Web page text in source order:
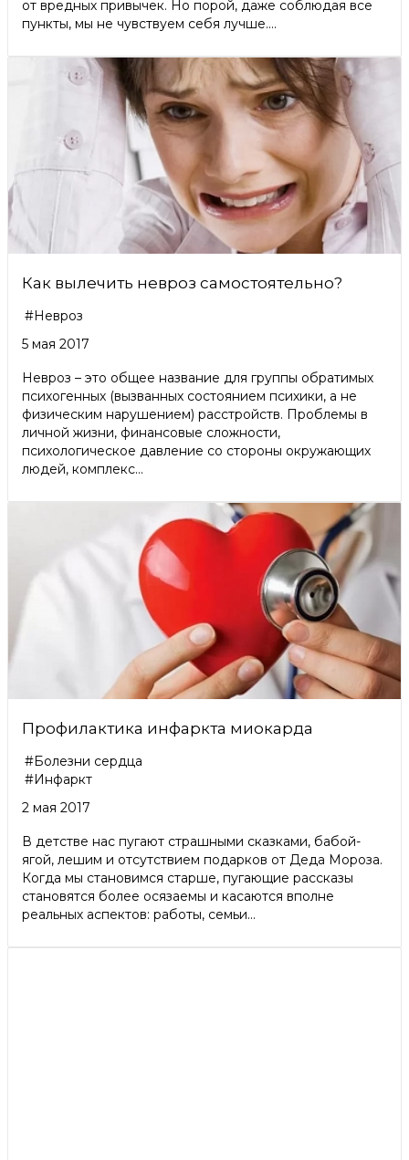
от вредных привычек. Но порой, даже соблюдая все
пункты, мы не чувствуем себя лучше....
Как вылечить невроз самостоятельно?
#Невроз
5 мая 2017
Невроз – это общее название для группы обратимых
психогенных (вызванных состоянием психики, а не
физическим нарушением) расстройств. Проблемы в
личной жизни, финансовые сложности,
психологическое давление со стороны окружающих
людей, комплекс...
Профилактика инфаркта миокарда
#Болезни сердца
#Инфаркт
2 мая 2017
В детстве нас пугают страшными сказками, бабой-
ягой, лешим и отсутствием подарков от Деда Мороза.
Когда мы становимся старше, пугающие рассказы
становятся более осязаемы и касаются вполне
реальных аспектов: работы, семьи...